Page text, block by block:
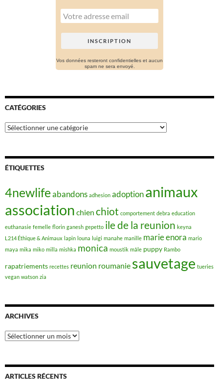
Vos données resteront confidentielles et aucun
spam ne sera envoyé.
CATÉGORIES
Catégories
ÉTIQUETTES
4newlifeabandons adhesion adoptionanimaux
association chien chiot comportement debra education
euthanasie femelle florin ganesh gepetto ile de la reunion keyna
L214 Éthique & Animaux lapin louna luigi manahe manille marie enora mario
maya mika miko milla mishka monica moustik mâle puppy Rambo
rapatriements recettes reunion roumanie sauvetage tueries
vegan watson zia
ARCHIVES
Archives
ARTICLES RÉCENTS